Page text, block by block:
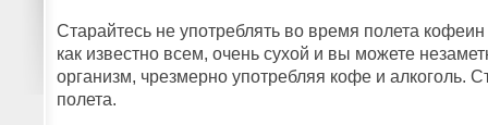
Старайтесь не употреблять во время полета
как известно всем, очень сухой и вы можете
организм, чрезмерно употребляя кофе и алкоголь.
полета.